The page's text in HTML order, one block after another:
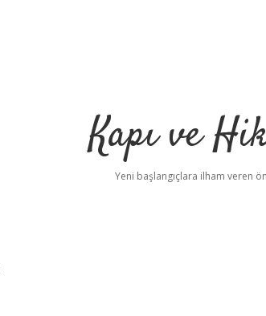
Kapı ve
Yeni başlangıçlara ilham veren